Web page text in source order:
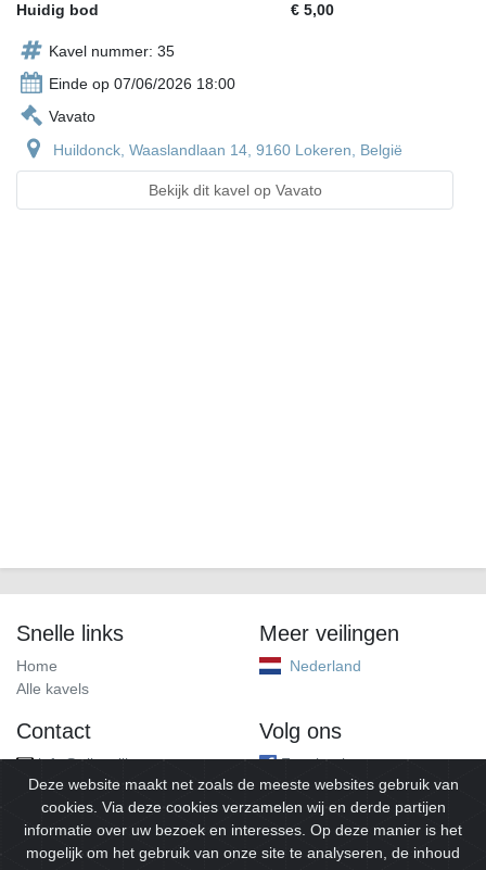
Huidig bod
€ 5,00
Kavel nummer: 35
Einde op 07/06/2026 18:00
Vavato
Huildonck, Waaslandlaan 14, 9160 Lokeren, België
Bekijk dit kavel op Vavato
Snelle links
Home
Alle kavels
Meer veilingen
Nederland
Contact
info@alleveilingen.net
Volg ons
Facebook
Deze website maakt net zoals de meeste websites gebruik van
cookies. Via deze cookies verzamelen wij en derde partijen
informatie over uw bezoek en interesses. Op deze manier is het
mogelijk om het gebruik van onze site te analyseren, de inhoud